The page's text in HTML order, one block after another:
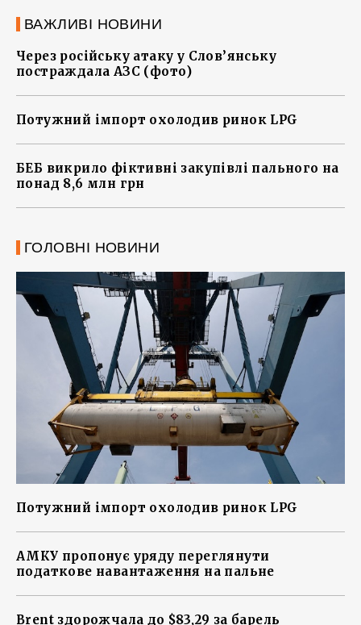
ВАЖЛИВІ НОВИНИ
Через російську атаку у Слов’янську
постраждала АЗС (фото)
Потужний імпорт охолодив ринок LPG
БЕБ викрило фіктивні закупівлі пального на
понад 8,6 млн грн
ГОЛОВНІ НОВИНИ
Потужний імпорт охолодив ринок LPG
АМКУ пропонує уряду переглянути
податкове навантаження на пальне
Brent здорожчала до $83,29 за барель